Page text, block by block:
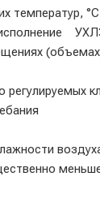
температур,
регулируемых